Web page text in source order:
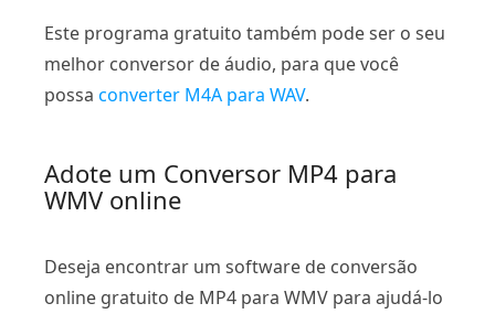
Este programa gratuito também pode ser o seu
melhor conversor de áudio, para que você
possa converter M4A para WAV.
Adote um Conversor MP4 para
WMV online
Deseja encontrar um software de conversão
online gratuito de MP4 para WMV para ajudá-lo